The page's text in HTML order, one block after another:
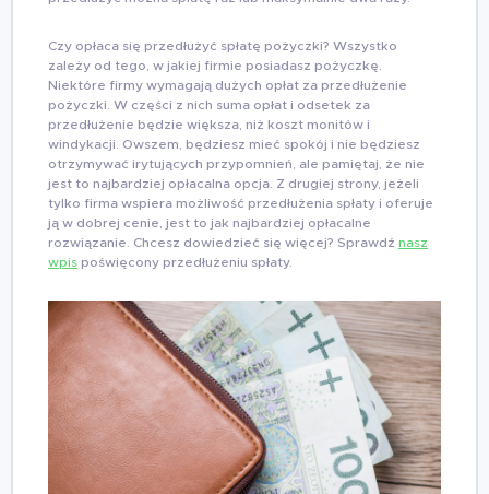
Czy opłaca się przedłużyć spłatę pożyczki? Wszystko
zależy od tego, w jakiej firmie posiadasz pożyczkę.
Niektóre firmy wymagają dużych opłat za przedłużenie
pożyczki. W części z nich suma opłat i odsetek za
przedłużenie będzie większa, niż koszt monitów i
windykacji. Owszem, będziesz mieć spokój i nie będziesz
otrzymywać irytujących przypomnień, ale pamiętaj, że nie
jest to najbardziej opłacalna opcja. Z drugiej strony, jeżeli
tylko firma wspiera możliwość przedłużenia spłaty i oferuje
ją w dobrej cenie, jest to jak najbardziej opłacalne
rozwiązanie. Chcesz dowiedzieć się więcej? Sprawdź nasz
wpis poświęcony przedłużeniu spłaty.